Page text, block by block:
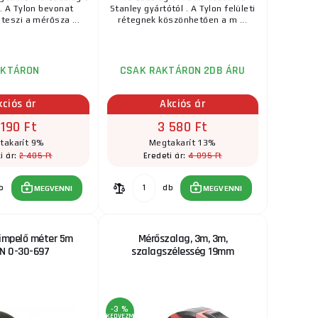
2 015 Ft
RAKTÁRON
tartós és
kivit ...
2 455 Ft
RAKTÁRON
ks MEGVENNI
kétrészes
RAKTÁRON a szállítónál
3 720 Ft
A Tylon bevonat
a mérősza ...
ár
Ft
9%
ár:2 405 Ft
MEGVENNI
Stanley gyártótól . A Tylon felületi
rétegnek köszönhetően a m ...
CSAK RAKTÁRON 2DB ÁRU
Akciós ár
3 580 Ft
Megtakarít 13%
Eredeti ár:4 095 Ft
db MEGVENNI
méter 5m
0-30-697
Mérőszalag, 3m, 3m,
szalagszélesség 19mm
-3 %
KEDVEZMÉNY